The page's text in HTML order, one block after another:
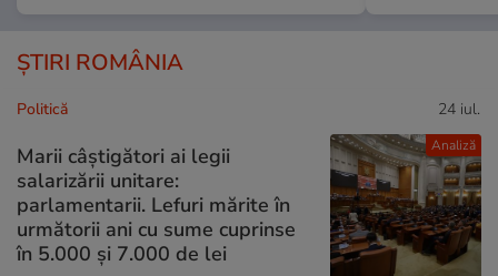
ȘTIRI ROMÂNIA
Analiză
Politică 24 iul.
Marii câștigători ai legii
salarizării unitare:
parlamentarii. Lefuri mărite în
următorii ani cu sume cuprinse
în 5.000 și 7.000 de lei